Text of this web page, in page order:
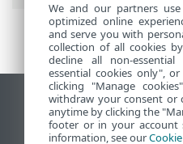
Ver sitio del escritorio
End of Life
We and our partners
optimized online
and serve you with
collection of all cookies
decline all non-
essential cookies only",
clicking "Manage
withdraw your consent or
anytime by clicking the
footer or in your account
information, see our